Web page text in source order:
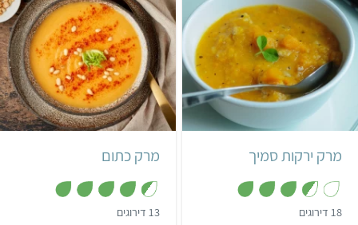
אפשר לעמוד בפניו!
קל 5 מנות
מרק ירקות סמיך
18 דירוגים
קל שעה ו-15 דקות
8 מנות
מרק כתום
13 דירוגים